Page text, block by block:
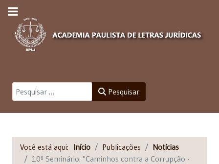
Pesquisar Pesquisar
Você está aqui: Início Publicações
Notícias
10º Seminário: "Caminhos contra a Corrupção -